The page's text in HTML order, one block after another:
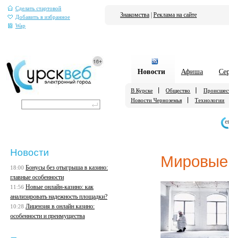
Сделать стартовой
Добавить в избранное
Wap
Знакомства Реклама на сайте
Новости Афиша
В Курске Общество
Новости Черноземья
Технологии
Мировые
Новости
18:00 Бонусы без отыгрыша в казино:
главные особенности
11:56 Новые онлайн-казино: как
анализировать надежность площадки?
10:28 Лицензия в онлайн казино:
особенности и преимущества